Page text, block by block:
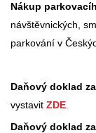
Nákup
návštěvnických,
parkování v
Daňový doklad
vystavit ZDE
Daňový doklad